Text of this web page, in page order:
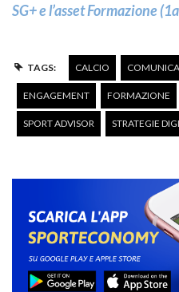
SG+ e l’asset Formazione
TAGS: CALCIO
ENGAGEMENT FORMAZIONE
SPORT ADVISOR STRATEGIE